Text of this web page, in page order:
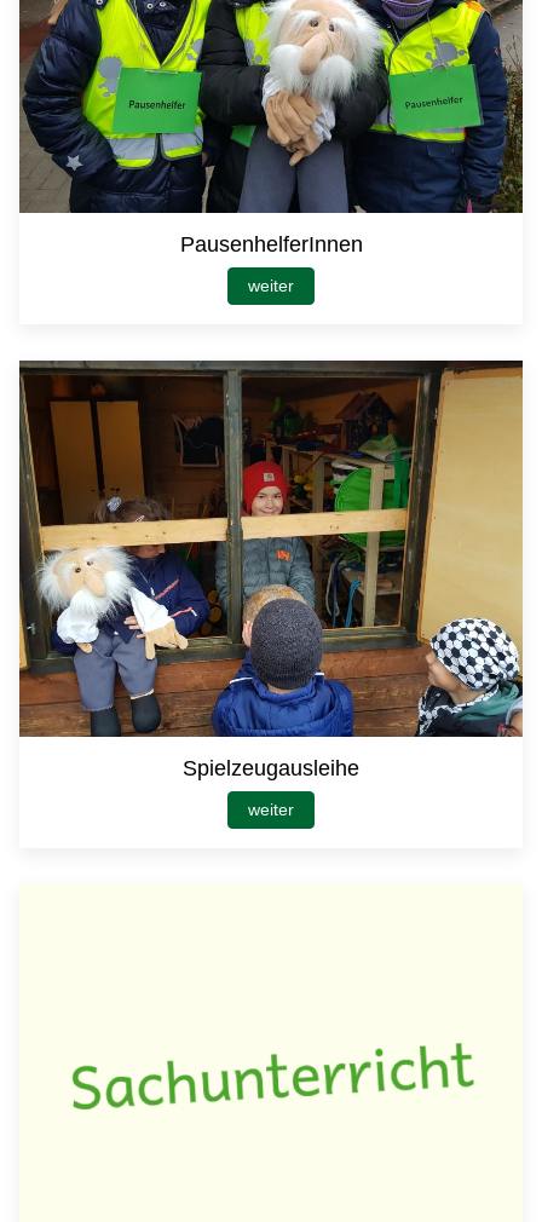
PausenhelferInnen
weiter
Spielzeugausleihe
weiter